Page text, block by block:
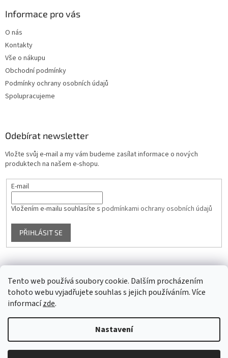
Tento web používá soubory cookie. Dalším procházením
tohoto webu vyjadřujete souhlas s jejich používáním. Více
informacízde.
Nastavení
Informace pro vás
O nás
Kontakty
Vše o nákupu
Obchodní podmínky
Podmínky ochrany osobních údajů
Spolupracujeme
Odebírat newsletter
Vložte svůj e-mail a my vám budeme zasílat informace o nových
produktech na našem e-shopu.
E-mail
Vložením e-mailu souhlasíte s podmínkami ochrany osobních údajů
PŘIHLÁSIT SE
Facebook
Copyright 2026Glass4u.cz. Všechna práva vyhrazena.Upravit